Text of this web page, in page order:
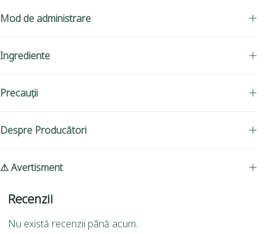
Mod de administrare
Ingrediente
Precauții
Despre Producători
⚠ Avertisment
Recenzii
Nu există recenzii până acum.